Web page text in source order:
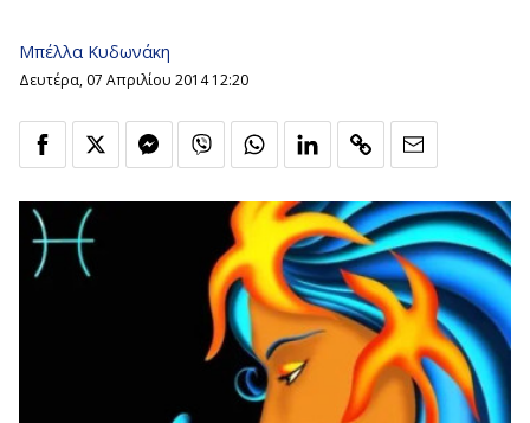
Μπέλλα Κυδωνάκη
Δευτέρα, 07 Απριλίου 2014 12:20